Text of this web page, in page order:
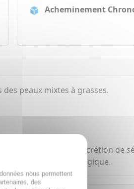
Acheminement
peaux mixtes à grasses.
et limitent la sécrétion de
son pH physiologique.
nous permettent
des